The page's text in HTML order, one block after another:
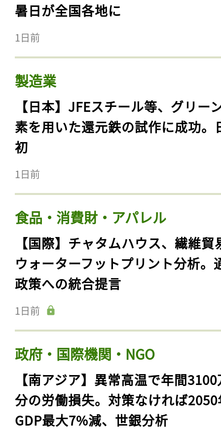
暑日が全国各地に
1日前
製造業
【日本】JFEスチール等、グリー
素を用いた還元鉄の試作に成功。
初
1日前
食品・消費財・アパレル
【国際】チャタムハウス、繊維貿
ウォーターフットプリント分析。
政策への統合提言
1日前
政府・国際機関・NGO
【南アジア】異常高温で年間
分の労働損失。対策なければ
GDP最大7%減、世銀分析